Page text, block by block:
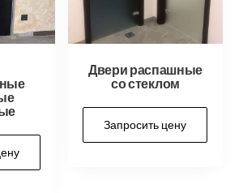
Двери распашные
со стеклом